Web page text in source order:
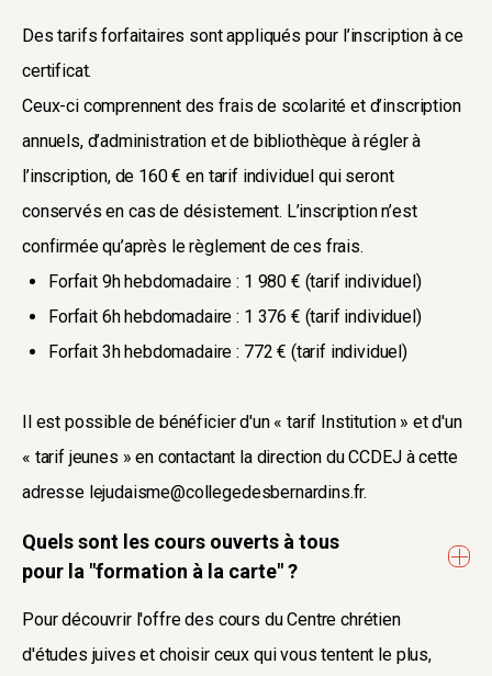
Des tarifs forfaitaires sont appliqués pour l’inscription à ce
certificat.
Ceux-ci comprennent des frais de scolarité et d’inscription
annuels, d’administration et de bibliothèque à régler à
l’inscription, de 160 € en tarif individuel qui seront
conservés en cas de désistement. L’inscription n’est
confirmée qu’après le règlement de ces frais.
Forfait 9h hebdomadaire : 1 980 € (tarif individuel)
Forfait 6h hebdomadaire : 1 376 € (tarif individuel)
Forfait 3h hebdomadaire : 772 € (tarif individuel)
Il est possible de bénéficier d'un « tarif Institution » et d'un
« tarif jeunes » en contactant la direction du CCDEJ à cette
adresse lejudaisme@collegedesbernardins.fr.
Quels sont les cours ouverts à tous
pour la "formation à la carte" ?
Pour découvrir l'offre des cours du Centre chrétien
d'études juives et choisir ceux qui vous tentent le plus,